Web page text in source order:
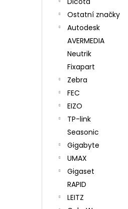
Ostatní značky
Autodesk
AVERMEDIA
Neutrik
Fixapart
Zebra
FEC
EIZO
TP-link
Seasonic
Gigabyte
UMAX
Gigaset
RAPID
LEITZ